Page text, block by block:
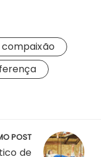
compaixão
POST
de